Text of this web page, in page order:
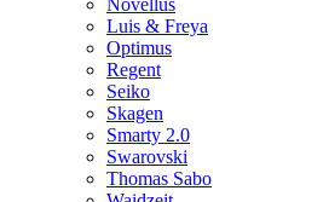
Novellus
Luis & Freya
Optimus
Regent
Seiko
Skagen
Smarty 2.0
Swarovski
Thomas Sabo